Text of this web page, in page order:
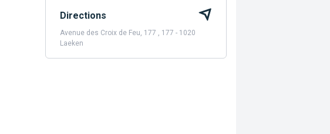
Directions
Avenue des Croix de Feu, 177 , 177 - 1020
Laeken